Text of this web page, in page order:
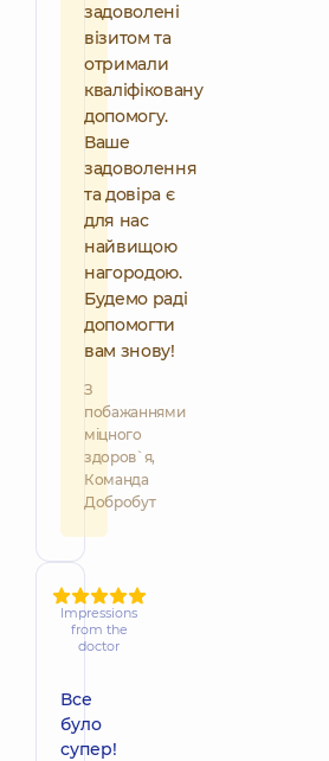
задоволені
візитом та
отримали
кваліфіковану
допомогу.
Ваше
задоволення
та довіра є
для нас
найвищою
нагородою.
Будемо раді
допомогти
вам знову!
З
побажаннями
міцного
здоров`я,
Команда
Добробут
Impressions
from the
doctor
Все
було
супер!